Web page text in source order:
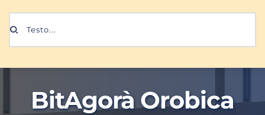
Testo...
BitAgorà Orobica